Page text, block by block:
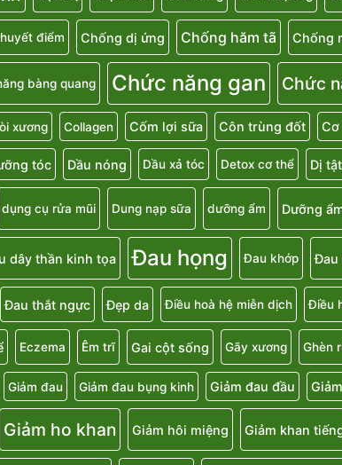
điểm Chống dị ứng Chống hăm tã Chống
bàng quang Chức năng gan Chức
xương Collagen Cốm lợi sữa Côn trùng đốt Cơ
tóc Dầu nóng Dầu xả tóc Detox cơ thể Dị
dụng cụ rửa mũi Dung nạp sữa dưỡng ẩm Dưỡng
dây thần kinh tọa Đau họng Đau khớp Đau
Đau thắt ngực Đẹp da Điều hoà hệ miễn dịch Điều
Eczema Êm trĩ Gai cột sống Gãy xương Ghèn
Giảm đau Giảm đau bụng kinh Giảm đau đầu
Giảm ho khan Giảm hôi miệng Giảm khan